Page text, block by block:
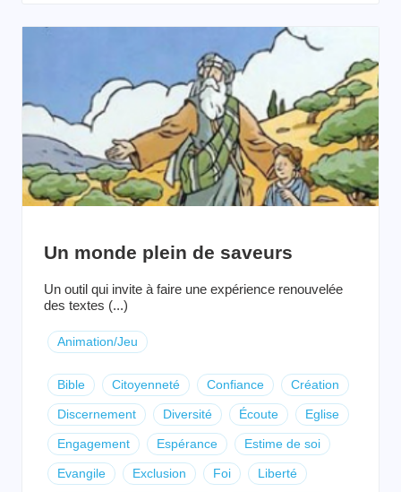
Un monde plein de saveurs
Un outil qui invite à faire une expérience renouvelée
des textes (...)
Animation/Jeu
Bible Citoyenneté Confiance Création
Discernement Diversité Écoute Eglise
Engagement Espérance Estime de soi
Evangile Exclusion Foi Liberté